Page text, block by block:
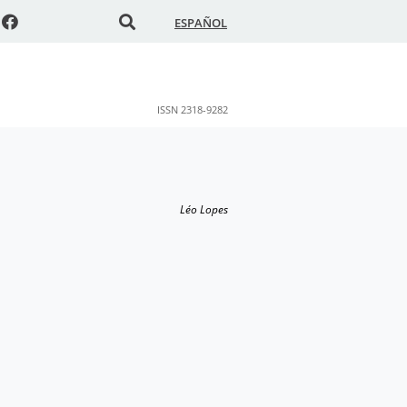
ESPAÑOL
ISSN 2318-9282
Léo Lopes